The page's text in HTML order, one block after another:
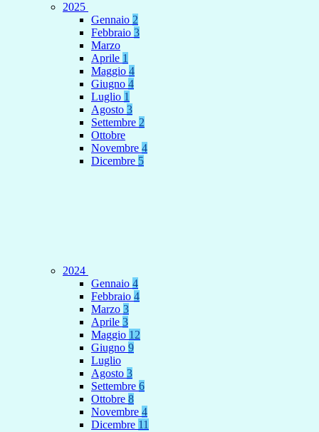
2025
Gennaio 2
Febbraio 3
Marzo
Aprile 1
Maggio 4
Giugno 4
Luglio 1
Agosto 3
Settembre 2
Ottobre
Novembre 4
Dicembre 5
2024
Gennaio 4
Febbraio 4
Marzo 3
Aprile 3
Maggio 12
Giugno 9
Luglio
Agosto 3
Settembre 6
Ottobre 8
Novembre 4
Dicembre 11